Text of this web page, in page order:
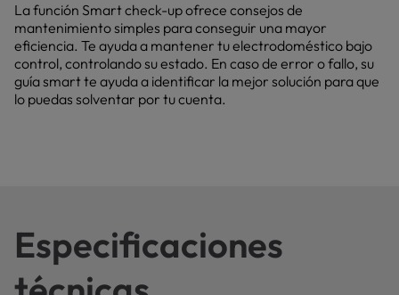
La función Smart check-up ofrece consejos de
mantenimiento simples para conseguir una mayor
eficiencia. Te ayuda a mantener tu electrodoméstico bajo
control, controlando su estado. En caso de error o fallo, su
guía smart te ayuda a identificar la mejor solución para que
lo puedas solventar por tu cuenta.
Especificaciones